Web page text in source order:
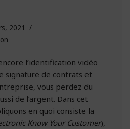
2021
l’identification vidéo
signature de contrats et
vous perdez du
de l’argent. Dans cet
en quoi consiste la
Know Your Customer),